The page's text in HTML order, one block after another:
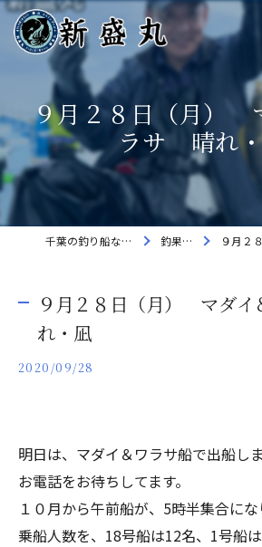
９月２８日（月）
ラサ 晴れ
千葉の釣り船なら新盛丸 釣果速報 ９月２８
９月２８日（月） マダ
れ・凪
2020/09/28
明日は、マダイ＆ワラサ船で出船しま
お電話をお待ちしてます。
１０月から午前船が、5時半集合にな
乗船人数を、18号船は12名、1号船